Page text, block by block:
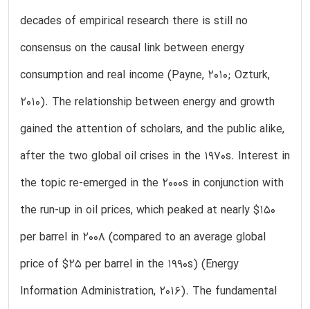
decades of empirical research there is still no
consensus on the causal link between energy
consumption and real income (Payne, 2010; Ozturk,
2010). The relationship between energy and growth
gained the attention of scholars, and the public alike,
after the two global oil crises in the 1970s. Interest in
the topic re-emerged in the 2000s in conjunction with
the run-up in oil prices, which peaked at nearly $150
per barrel in 2008 (compared to an average global
price of $25 per barrel in the 1990s) (Energy
Information Administration, 2016). The fundamental